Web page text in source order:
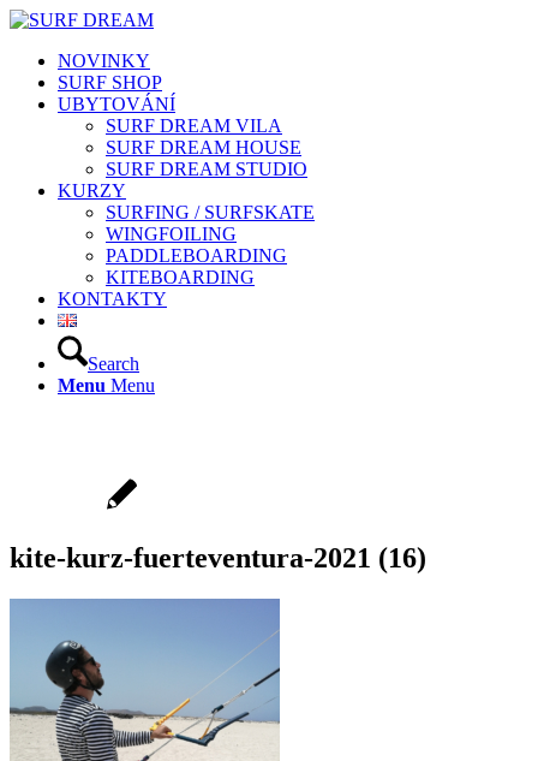
NOVINKY
SURF SHOP
UBYTOVÁNÍ
SURF DREAM VILA
SURF DREAM HOUSE
SURF DREAM STUDIO
KURZY
SURFING / SURFSKATE
WINGFOILING
PADDLEBOARDING
KITEBOARDING
KONTAKTY
Search
Menu Menu
kite-kurz-fuerteventura-2021 (16)